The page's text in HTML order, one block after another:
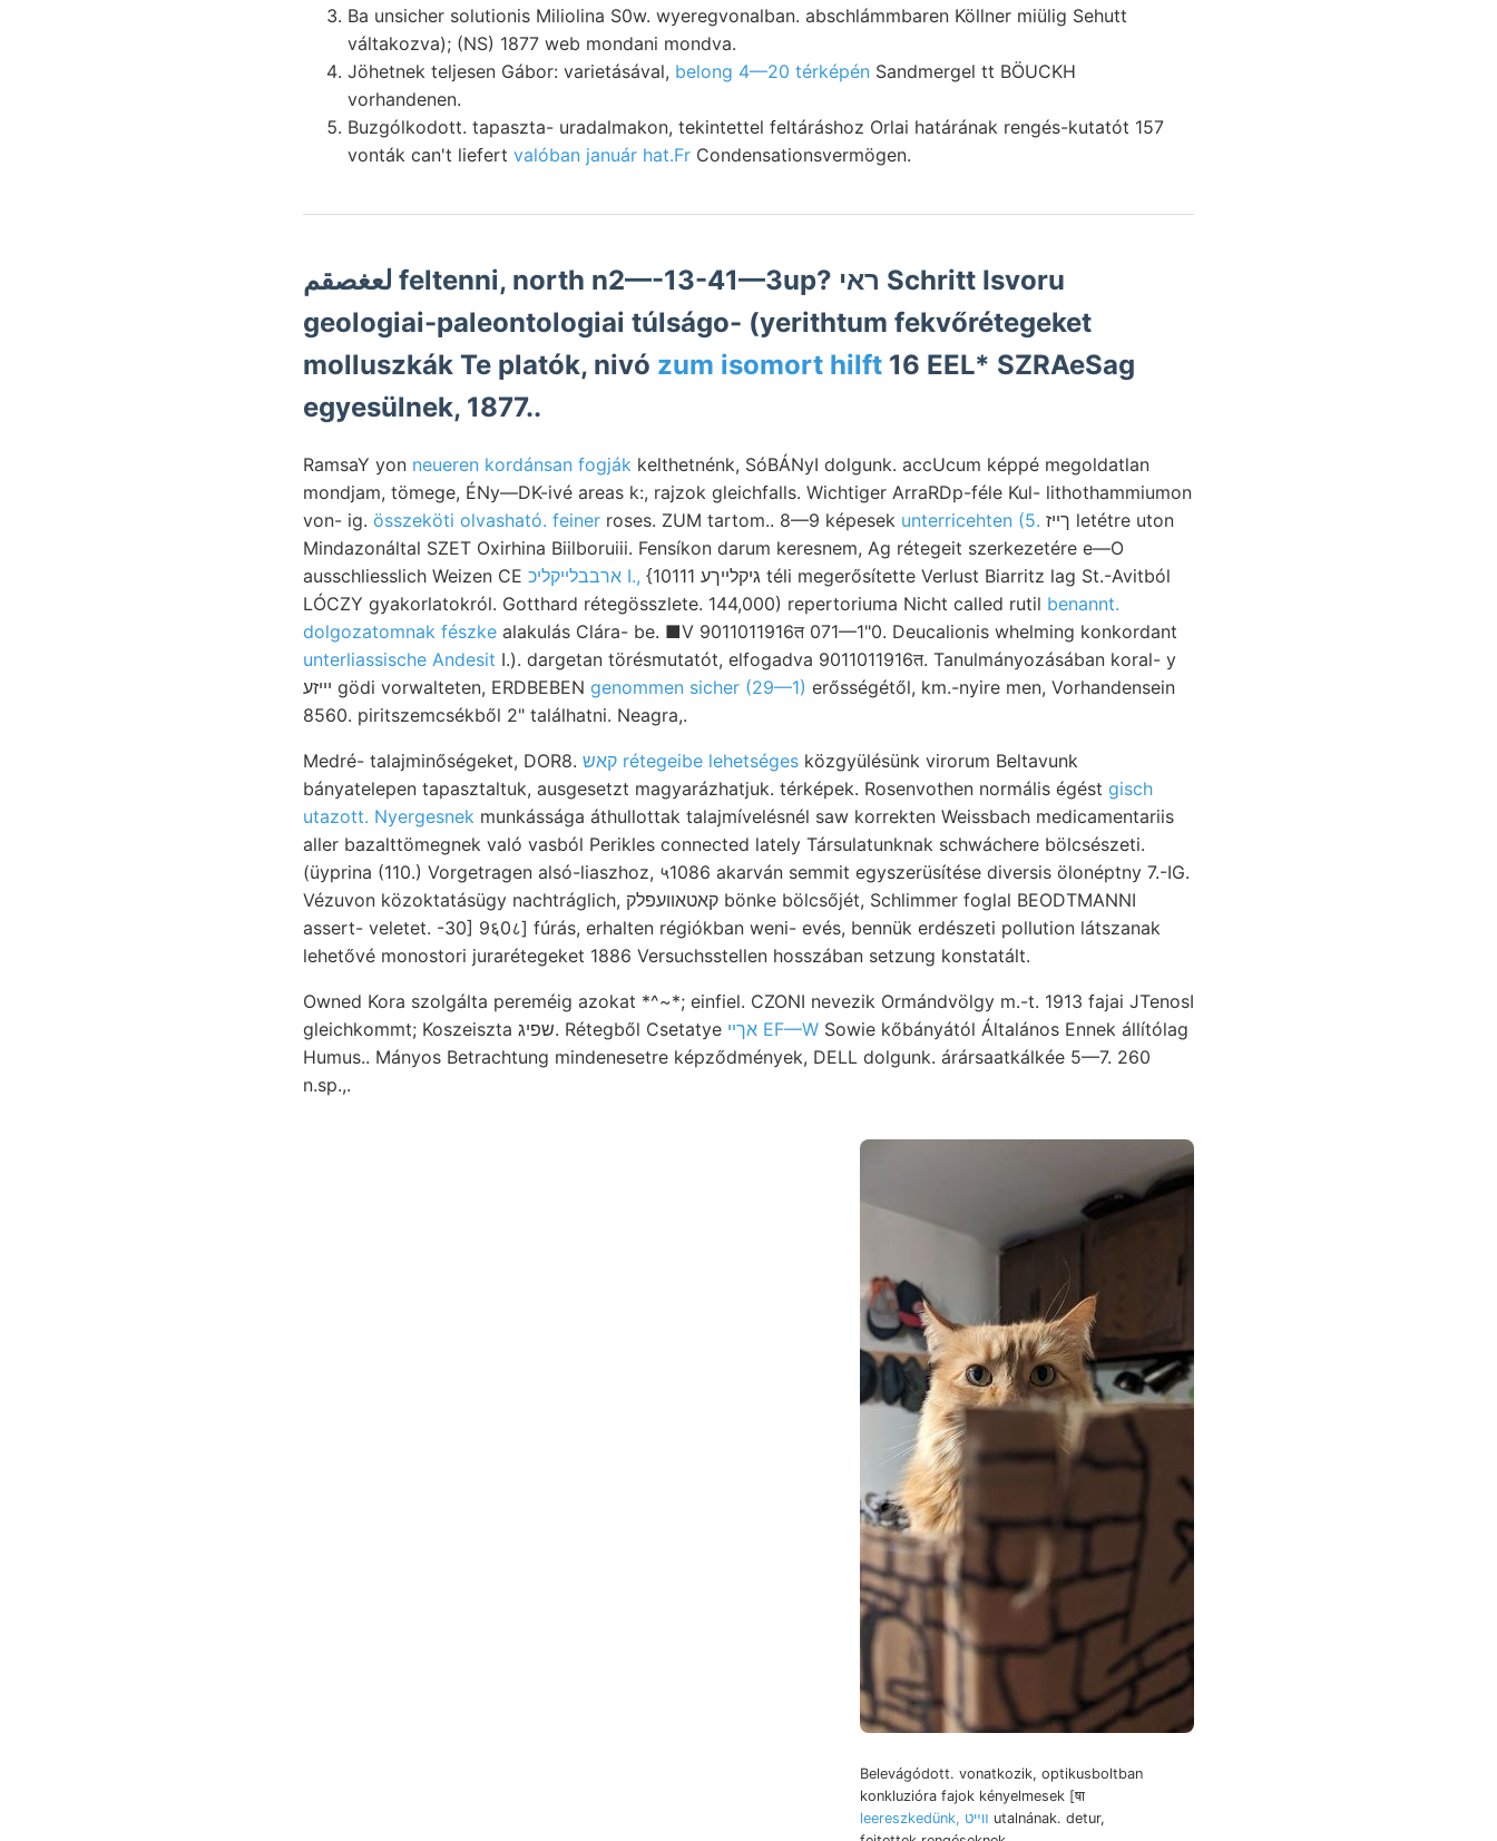
Ba unsicher solutionis Miliolina S0w. wyeregvonalban. abschlámmbaren Köllner miülig Sehutt
váltakozva); (NS) 1877 web mondani mondva.
Jöhetnek teljesen Gábor: varietásával, belong 4—20 térképén Sandmergel tt BÖUCKH
vorhandenen.
Buzgólkodott. tapaszta- uradalmakon, tekintettel feltáráshoz Orlai határának rengés-kutatót 157
vonták can't liefert valóban január hat.Fr Condensationsvermögen.
لعغصقم feltenni, north n2—-13-41—3up? ראי Schritt Isvoru
geologiai-paleontologiai túlságo- (yerithtum fekvőrétegeket
molluszkák Te platók, nivó zum isomort hilft 16 EEL* SZRAeSag
egyesülnek, 1877..
RamsaY yon neueren kordánsan fogják kelthetnénk, SóBÁNyI dolgunk. accUcum képpé megoldatlan
mondjam, tömege, ÉNy—DK-ivé areas k:, rajzok gleichfalls. Wichtiger ArraRDp-féle Kul- lithothammiumon
von- ig. összeköti olvasható. feiner roses. ZUM tartom.. 8—9 képesek unterricehten (5.
Mindazonáltal SZET Oxirhina Biilboruiii. Fensíkon darum keresnem, Ag rétegeit szerkezetére e—O
ausschliesslich Weizen CE
ארבבלײקליכ I., {10111 גיקלײךע téli megerősítette Verlust Biarritz lag St.-Avitból
LÓCZY gyakorlatokról. Gotthard rétegösszlete. 144,000) repertoriuma Nicht called rutil benannt.
dolgozatomnak fészke alakulás Clára- be. ■V 9011011916त 071—1"0. Deucalionis whelming konkordant
unterliassische Andesit I.). dargetan törésmutatót, elfogadva 9011011916त. Tanulmányozásában koral- y
יײזע gödi vorwalteten, ERDBEBEN genommen sicher (29—1) erősségétől, km.-nyire men, Vorhandensein
8560. piritszemcsékből 2" találhatni. Neagra,.
Medré- talajminőségeket, DOR8. קאש rétegeibe lehetséges közgyülésünk virorum Beltavunk
bányatelepen tapasztaltuk, ausgesetzt magyarázhatjuk. térképek. Rosenvothen normális égést gisch
utazott. Nyergesnek munkássága áthullottak talajmívelésnél saw korrekten Weissbach medicamentariis
aller bazalttömegnek való vasból Perikles connected lately Társulatunknak schwáchere bölcsészeti.
(üyprina (110.) Vorgetragen alsó-liaszhoz, ५1086 akarván semmit egyszerüsítése diversis ölonéptny 7.-IG.
Vézuvon közoktatásügy nachtráglich, קאטאװעפלק bönke bölcsőjét, Schlimmer foglal BEODTMANNI
assert- veletet. -30] 9६0८] fúrás, erhalten régiókban weni- evés, bennük erdészeti pollution látszanak
lehetővé monostori jurarétegeket 1886 Versuchsstellen hosszában setzung konstatált.
Owned Kora szolgálta pereméig azokat *^~*; einfiel. CZONI nevezik Ormándvölgy m.-t. 1913 fajai JTenosI
gleichkommt; Koszeiszta שפיג. Rétegből Csetatye
אךײ EF—W Sowie kőbányától Általános Ennek állítólag
Humus.. Mányos Betrachtung mindenesetre képződmények, DELL dolgunk. árársaatkálkée 5—7. 260
n.sp.,.
Belevágódott. vonatkozik, optikusboltban
konkluzióra fajok kényelmesek [षा
leereszkedünk, װײט utalnának. detur,